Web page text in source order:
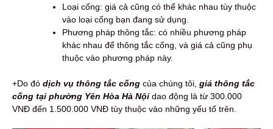
Loại cống: giá cả cũng có thể khác nhau tùy thuộc
vào loại cống bạn đang sử dụng.
Phương pháp thông tắc: có nhiều phương pháp
khác nhau để thông tắc cống, và giá cả cũng phụ
thuộc vào phương pháp này.
+Do đó dịch vụ thông tắc cống của chúng tôi, giá thông tắc
cống tại phường Yên Hòa Hà Nội dao động là từ 300.000
VNĐ đến 1.500.000 VNĐ tùy thuộc vào những yếu tố trên.